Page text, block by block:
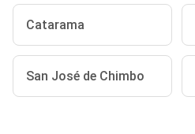
Catarama
San José de Chimbo